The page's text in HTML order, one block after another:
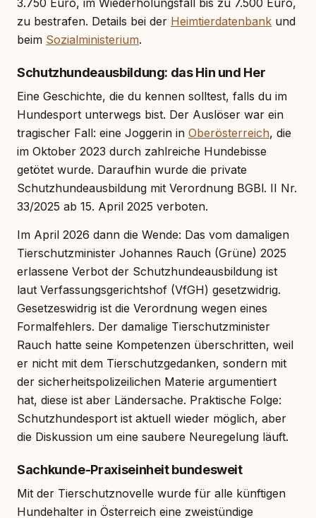
3.750 Euro, im Wiederholungsfall bis zu 7.500 Euro,
zu bestrafen. Details bei der Heimtierdatenbank und
beim Sozialministerium.
Schutzhundeausbildung: das Hin und Her
Eine Geschichte, die du kennen solltest, falls du im
Hundesport unterwegs bist. Der Auslöser war ein
tragischer Fall: eine Joggerin in Oberösterreich, die
im Oktober 2023 durch zahlreiche Hundebisse
getötet wurde. Daraufhin wurde die private
Schutzhundeausbildung mit Verordnung BGBl. II Nr.
33/2025 ab 15. April 2025 verboten.
Im April 2026 dann die Wende: Das vom damaligen
Tierschutzminister Johannes Rauch (Grüne) 2025
erlassene Verbot der Schutzhundeausbildung ist
laut Verfassungsgerichtshof (VfGH) gesetzwidrig.
Gesetzeswidrig ist die Verordnung wegen eines
Formalfehlers. Der damalige Tierschutzminister
Rauch hatte seine Kompetenzen überschritten, weil
er nicht mit dem Tierschutzgedanken, sondern mit
der sicherheitspolizeilichen Materie argumentiert
hat, diese ist aber Ländersache. Praktische Folge:
Schutzhundesport ist aktuell wieder möglich, aber
die Diskussion um eine saubere Neuregelung läuft.
Sachkunde-Praxiseinheit bundesweit
Mit der Tierschutznovelle wurde für alle künftigen
Hundehalter in Österreich eine zweistündige